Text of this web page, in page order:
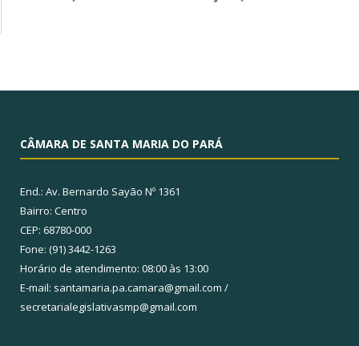
CÂMARA DE SANTA MARIA DO PARÁ
End.: Av. Bernardo Sayão Nº 1361
Bairro: Centro
CEP: 68780-000
Fone: (91) 3442-1263
Horário de atendimento: 08:00 às 13:00
E-mail: santamaria.pa.camara@gmail.com /
secretarialegislativasmp@gmail.com